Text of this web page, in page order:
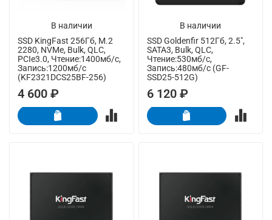
В наличии
SSD KingFast 256Гб, M.2
2280, NVMe, Bulk, QLC,
PCIe3.0, Чтение:1400мб/с,
Запись:1200мб/с
(KF2321DCS25BF-256)
4 600 ₽
В наличии
SSD Goldenfir 512Гб, 2.5",
SATA3, Bulk, QLC,
Чтение:530мб/с,
Запись:480мб/с (GF-
SSD25-512G)
6 120 ₽